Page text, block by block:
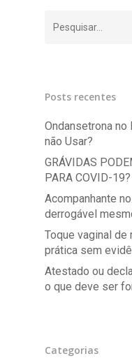
Posts recentes
Ondansetrona no
não Usar?
GRÁVIDAS
PARA COVID-19?
Acompanhante
derrogável
Toque vaginal de
prática sem
Atestado ou
o que deve ser
Categorias